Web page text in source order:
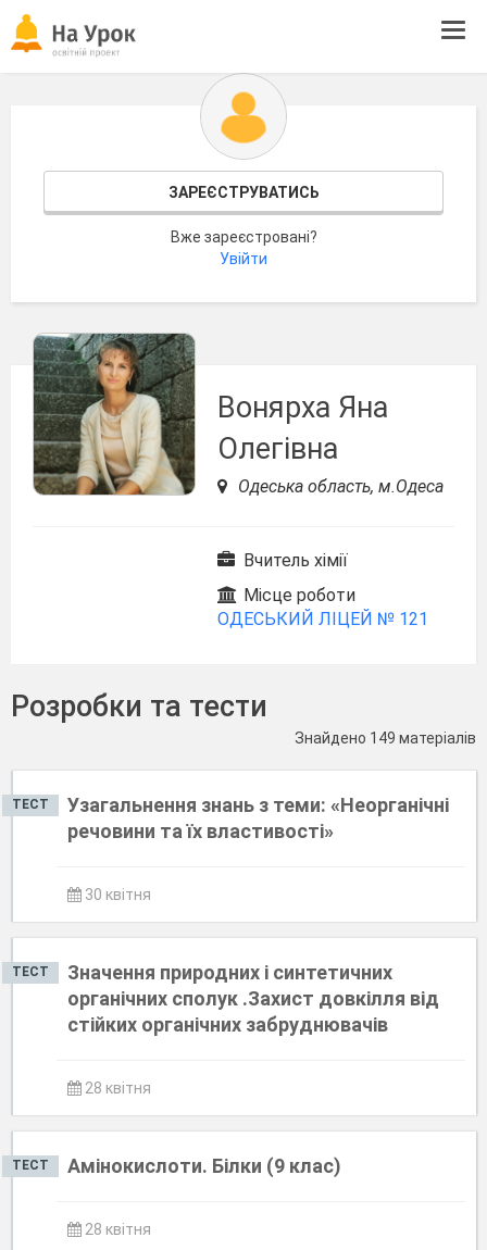
ЗАРЕЄСТРУВАТИСЬ
Вже зареєстровані?
Увійти
Вонярха Яна
Олегівна
Одеська область, м.Одеса
Вчитель хімії
Місце роботи
ОДЕСЬКИЙ ЛІЦЕЙ № 121
Розробки та тести
Знайдено 149 матеріалів
ТЕСТ
Узагальнення знань з теми: «Неорганічні
речовини та їх властивості»
30 квітня
ТЕСТ
Значення природних і синтетичних
органічних сполук .Захист довкілля від
стійких органічних забруднювачів
28 квітня
ТЕСТ Амінокислоти. Білки (9 клас)
28 квітня